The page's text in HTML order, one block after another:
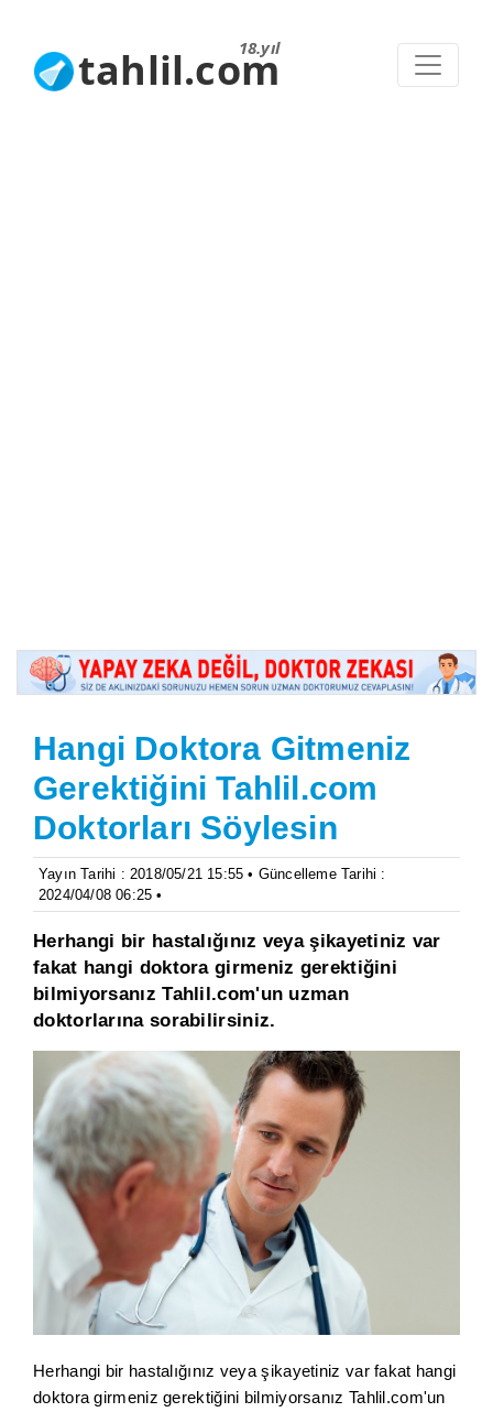
18.yıl
tahlil.com
Hangi Doktora Gitmeniz
Gerektiğini Tahlil.com
Doktorları Söylesin
Yayın Tarihi : 2018/05/21 15:55 • Güncelleme Tarihi :
2024/04/08 06:25 •
Herhangi bir hastalığınız veya şikayetiniz var
fakat hangi doktora girmeniz gerektiğini
bilmiyorsanız Tahlil.com'un uzman
doktorlarına sorabilirsiniz.
Herhangi bir hastalığınız veya şikayetiniz var fakat hangi
doktora girmeniz gerektiğini bilmiyorsanız Tahlil.com'un